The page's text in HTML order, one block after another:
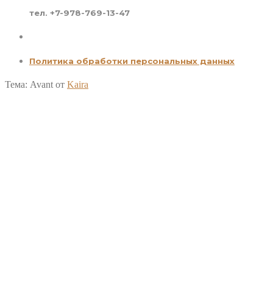
тел. +7-978-769-13-47
Политика обработки персональных данных
Тема: Avant от Kaira